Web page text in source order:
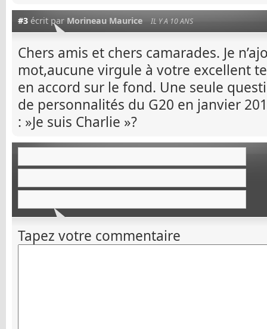
#3 écrit par Morineau Maurice IL Y A 10 ANS
Chers amis et chers camarades. Je
mot,aucune virgule à votre excellent
en accord sur le fond. Une seule
de personnalités du G20 en janvier
: »Je suis Charlie »?
Tapez votre commentaire